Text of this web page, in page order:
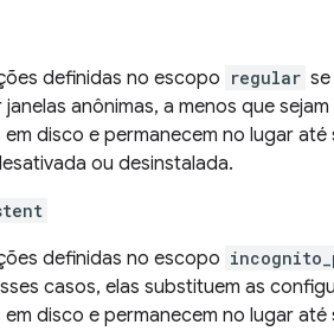
definidas no escopo regular
anônimas, a menos que
em disco e permanecem no lugar
ou desinstalada.
definidas no escopo
casos, elas substituem as
em disco e permanecem no lugar